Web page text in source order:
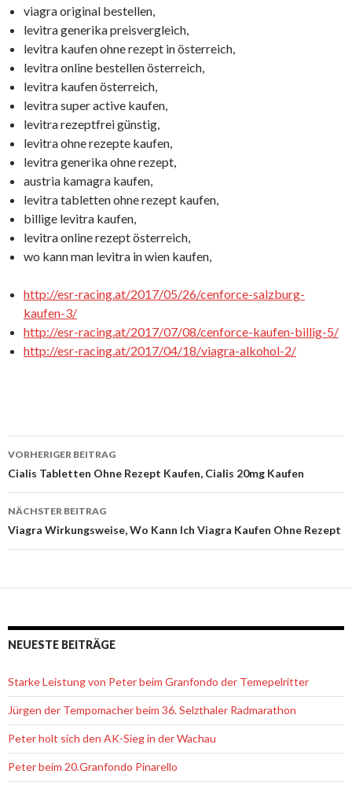
viagra original bestellen,
levitra generika preisvergleich,
levitra kaufen ohne rezept in österreich,
levitra online bestellen österreich,
levitra kaufen österreich,
levitra super active kaufen,
levitra rezeptfrei günstig,
levitra ohne rezepte kaufen,
levitra generika ohne rezept,
austria kamagra kaufen,
levitra tabletten ohne rezept kaufen,
billige levitra kaufen,
levitra online rezept österreich,
wo kann man levitra in wien kaufen,
http://esr-racing.at/2017/05/26/cenforce-salzburg-
kaufen-3/
http://esr-racing.at/2017/07/08/cenforce-kaufen-billig-5/
http://esr-racing.at/2017/04/18/viagra-alkohol-2/
Beitrags-
Navigation
VORHERIGER BEITRAG
Cialis Tabletten Ohne Rezept Kaufen, Cialis 20mg Kaufen
NÄCHSTER BEITRAG
Viagra Wirkungsweise, Wo Kann Ich Viagra Kaufen Ohne Rezept
NEUESTE BEITRÄGE
Starke Leistung von Peter beim Granfondo der Temepelritter
Jürgen der Tempomacher beim 36. Selzthaler Radmarathon
Peter holt sich den AK-Sieg in der Wachau
Peter beim 20.Granfondo Pinarello